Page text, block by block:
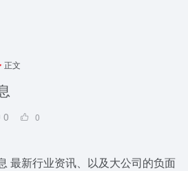
• 正文
0 0
最新行业资讯、以及大公司的负面